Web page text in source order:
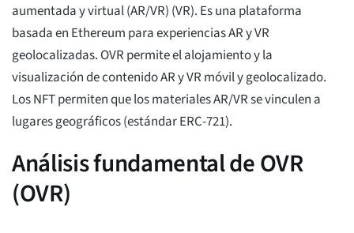
aumentada y virtual (AR/VR) (VR). Es una plataforma
basada en Ethereum para experiencias AR y VR
geolocalizadas. OVR permite el alojamiento y la
visualización de contenido AR y VR móvil y geolocalizado.
Los NFT permiten que los materiales AR/VR se vinculen a
lugares geográficos (estándar ERC-721).
Análisis fundamental de OVR
(OVR)